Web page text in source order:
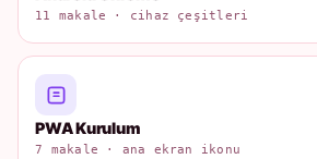
11 makale · cihaz çeşitleri
PWA Kurulum
7 makale · ana ekran ikonu